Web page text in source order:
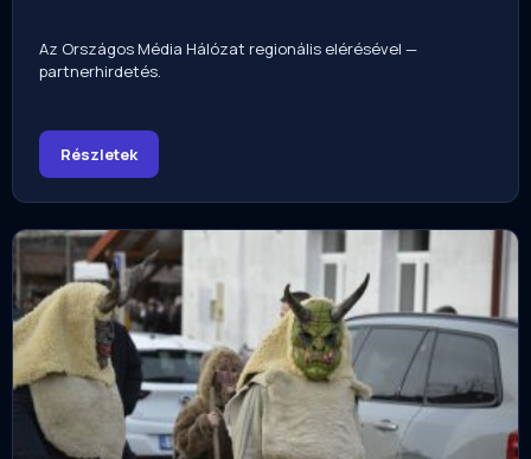
Az Országos Média Hálózat regionális elérésével —
partnerhirdetés.
Részletek